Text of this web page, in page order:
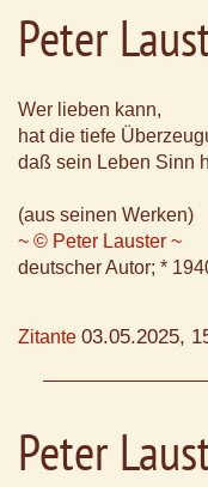
Peter
Wer lieben kann,
hat die tiefe
daß sein Leben Sinn
(aus seinen Werken)
~ © Peter Lauster ~
deutscher Autor; *
Zitante 03.05.2025,
Peter